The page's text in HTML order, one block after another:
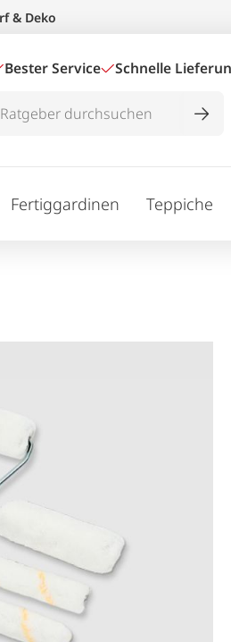
& Deko
Bester Service Schnelle
Fertiggardinen Teppiche